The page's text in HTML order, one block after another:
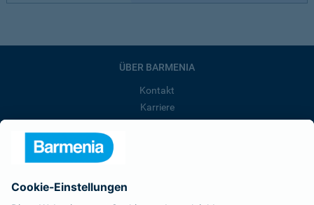
ÜBER BARMENIA
Kontakt
Karriere
Barmenia ist Teil der BarmeniaGothaer